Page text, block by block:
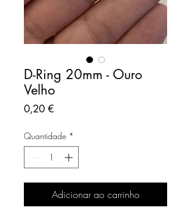
D-Ring 20mm - Ouro
Velho
0,20 €Preço
Quantidade *
Adicionar ao carrinho